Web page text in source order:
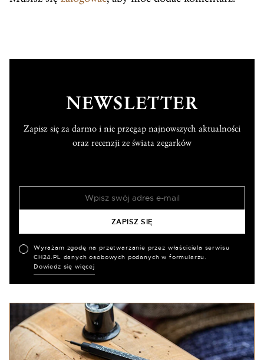
NEWSLETTER
Zapisz się za darmo i nie przegap najnowszych aktualności
oraz recenzji ze świata zegarków
Wyrażam zgodę na przetwarzanie przez właściciela serwisu
CH24.PL danych osobowych podanych w formularzu.
Dowiedz się więcej